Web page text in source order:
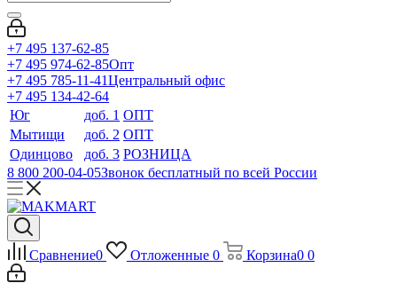
+7 495 137-62-85
+7 495 974-62-85Опт
+7 495 785-11-41Центральный офис
+7 495 134-42-64
Юг
доб. 1 ОПТ
Мытищи
доб. 2 ОПТ
Одинцово
доб. 3 РОЗНИЦА
8 800 200-04-05Звонок бесплатный по всей России
Сравнение0 Отложенные 0 Корзина0 0